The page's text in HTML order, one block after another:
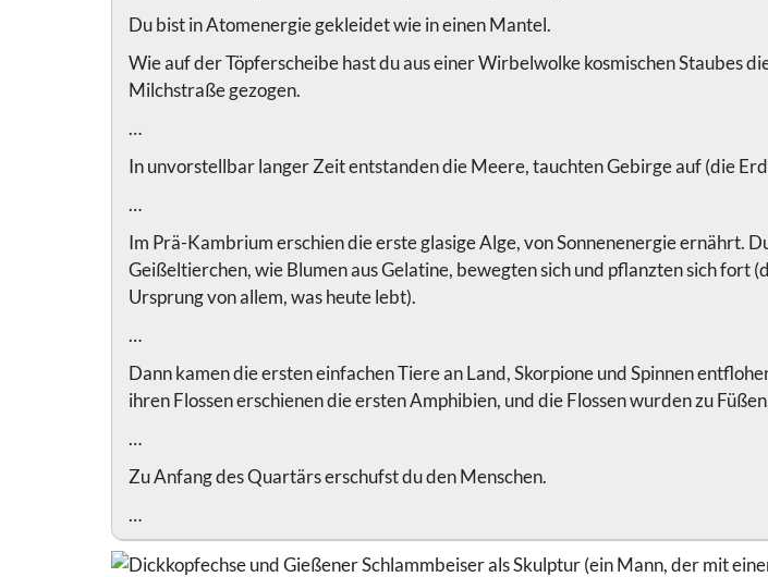
Du bist in Atomenergie gekleidet wie in einen Mantel.
Wie auf der Töpferscheibe hast du aus einer Wirbelwolke kosmischen Staubes
Milchstraße gezogen.
…
In unvorstellbar langer Zeit entstanden die Meere, tauchten Gebirge auf (die
…
Im Prä-Kambrium erschien die erste glasige Alge, von Sonnenenergie ernährt.
Geißeltierchen, wie Blumen aus Gelatine, bewegten sich und pflanzten sich fort
Ursprung von allem, was heute lebt).
…
Dann kamen die ersten einfachen Tiere an Land, Skorpione und Spinnen
ihren Flossen erschienen die ersten Amphibien, und die Flossen wurden zu
…
Zu Anfang des Quartärs erschufst du den Menschen.
…